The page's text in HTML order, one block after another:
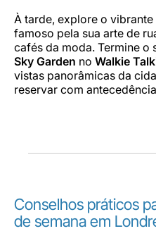
À tarde, explore o vibrante
famoso pela sua arte de
cafés da moda. Termine o
Sky Garden no Walkie
vistas panorâmicas da
reservar com
Conselhos práticos
de semana em